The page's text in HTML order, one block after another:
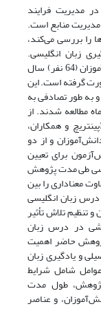
مدیریت فرایند
منابع است.
را بررسی می‌کند،
زبان انگلیسی.
روش‌شناسی. این مطالعه روی دو گروه از دانش‌آموزان (64 نفر) سال
گرفته است. این
به طور تصادفی به
مطالعه شدند. از
و همکاران،
و از دو
برای تعیین
طی مدت پژوهش
معناداری را بین
زبان انگلیسی
تنظیم تلاش تأثیر
در درس زبان
حاضر اهمیت
و یادگیری زبان
شامل شرایط
پژوهش، طول مدت
و عناصر